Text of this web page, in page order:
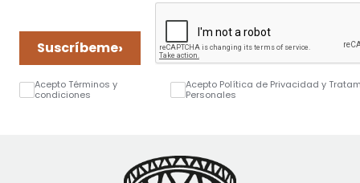
Suscríbeme›
Acepto Términos y
condiciones
Acepto Política de Privacidad y
Personales